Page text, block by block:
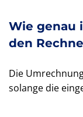
Wie genau
den
Die
solange die